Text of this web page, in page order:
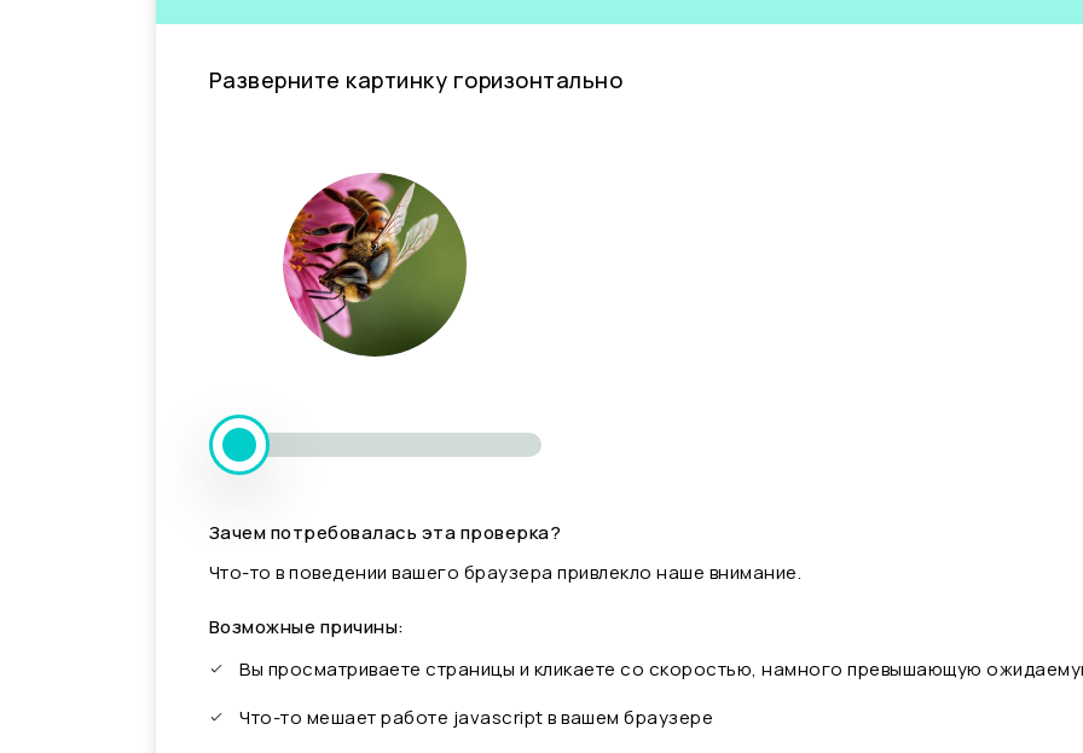
Разверните картинку горизонтально
Зачем потребовалась эта проверка?
Что-то в поведении вашего браузера привлекло наше внимание.
Возможные причины:
Вы просматриваете страницы и кликаете со скоростью, намного превышающую
Что-то мешает работе javascript в вашем браузере